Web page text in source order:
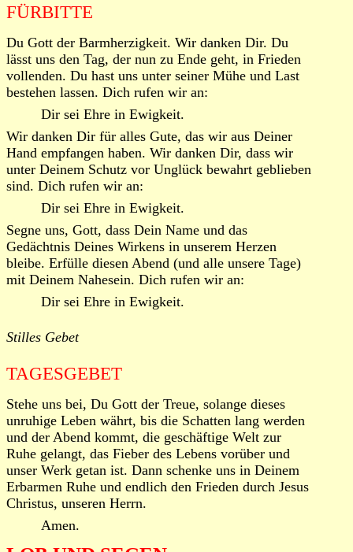
FÜRBITTE
Du Gott der Barmherzigkeit. Wir danken Dir. Du
lässt uns den Tag, der nun zu Ende geht, in Frieden
vollenden. Du hast uns unter seiner Mühe und Last
bestehen lassen. Dich rufen wir an:
Dir sei Ehre in Ewigkeit.
Wir danken Dir für alles Gute, das wir aus Deiner
Hand empfangen haben. Wir danken Dir, dass wir
unter Deinem Schutz vor Unglück bewahrt geblieben
sind. Dich rufen wir an:
Dir sei Ehre in Ewigkeit.
Segne uns, Gott, dass Dein Name und das
Gedächtnis Deines Wirkens in unserem Herzen
bleibe. Erfülle diesen Abend (und alle unsere Tage)
mit Deinem Nahesein. Dich rufen wir an:
Dir sei Ehre in Ewigkeit.
Stilles Gebet
TAGESGEBET
Stehe uns bei, Du Gott der Treue, solange dieses
unruhige Leben währt, bis die Schatten lang werden
und der Abend kommt, die geschäftige Welt zur
Ruhe gelangt, das Fieber des Lebens vorüber und
unser Werk getan ist. Dann schenke uns in Deinem
Erbarmen Ruhe und endlich den Frieden durch Jesus
Christus, unseren Herrn.
Amen.